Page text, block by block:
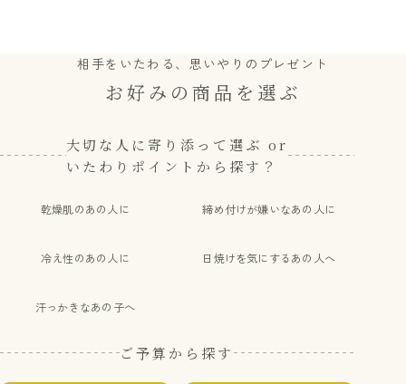
相手をいたわる、思いやりのプレゼント
お好みの商品を選ぶ
大切な人に寄り添って選ぶ or
いたわりポイントから探す？
乾燥肌のあの人に 締め付けが嫌いなあの人に
冷え性のあの人に 日焼けを気にするあの人へ
汗っかきなあの子へ
ご予算から探す